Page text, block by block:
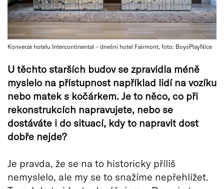
Konverze hotelu Intercontinental – dnešní hotel Fairmont, foto: BoysPlayNice
U těchto starších budov se zpravidla méně
myslelo na přístupnost například lidí na vozíku
nebo matek s kočárkem. Je to něco, co při
rekonstrukcích napravujete, nebo se
dostáváte i do situací, kdy to napravit dost
dobře nejde?
Je pravda, že se na to historicky příliš
nemyslelo, ale my se to snažíme nepřehlížet.